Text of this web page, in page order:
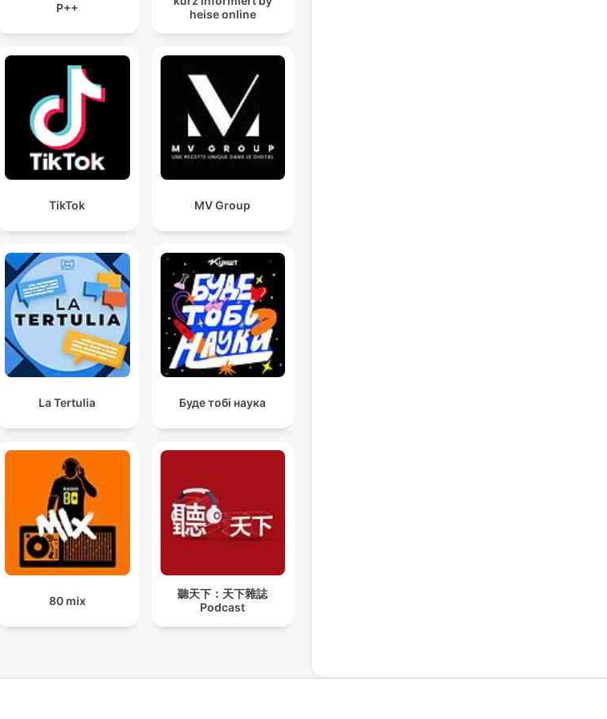
P++
heise online
TikTok MV Group
La Tertulia Буде тобі наука
80 mix
聽天下：天下雜誌
Podcast